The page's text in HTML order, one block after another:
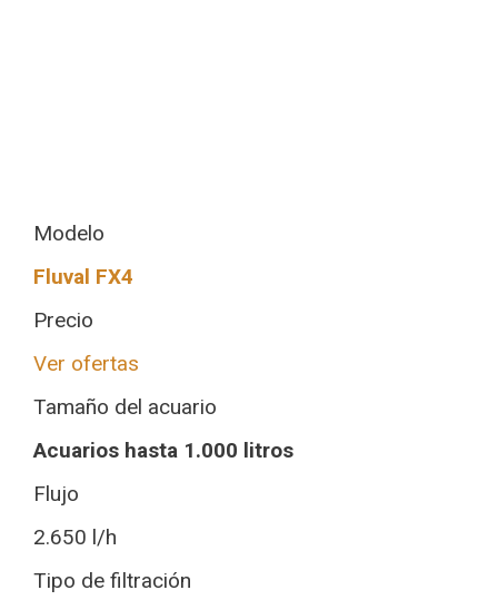
Modelo
Fluval FX4
Precio
Ver ofertas
Tamaño del acuario
Acuarios hasta 1.000 litros
Flujo
2.650 l/h
Tipo de filtración